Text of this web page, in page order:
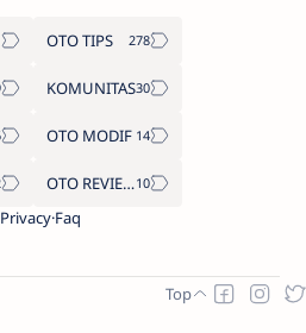
OTO TIPS
KOMUNITAS
OTO MODIF
OTO REVIEW
Privacy Faq